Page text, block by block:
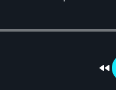
fast_rewind